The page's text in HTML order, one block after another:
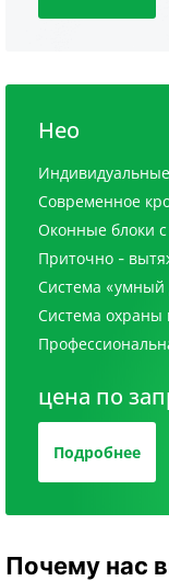
Нео
Современное
Оконные блоки
Приточно -
Система «умный
Система охраны
цена по
Подробнее
Почему нас